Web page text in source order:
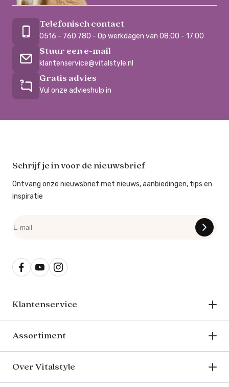
Telefonisch contact
0516 - 760 780 - Op werkdagen van 08:00 - 17:00
Stuur een e-mail
klantenservice@vitalstyle.nl
Gratis advies
Vul onze advieshulp in
Schrijf je in voor de nieuwsbrief
Ontvang onze nieuwsbrief met nieuws, aanbiedingen, tips en
inspiratie
Klantenservice
Assortiment
Over Vitalstyle